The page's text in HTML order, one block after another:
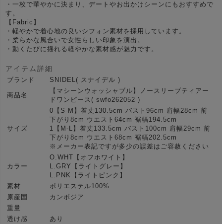
・一枚で華やかに決まり、デートやお出かけシーンにもおすすめで
す。
【Fabric】
・軽やかで着心地の良いシフォン素材を採用しています。
・柔らかな風合いで女性らしい印象を演出。
・動くたびに揺れる軽やかな素材感が魅力です。
アイテム詳細
ブランド SNIDEL( スナイデル )
商品名
【マシーンウォッシャブル】ノースリーブティアー
ドワンピース( swfo262052 )
サイズ
0【S-M】着丈130.5cm バスト96cm 肩幅28cm 前
下がり8cm ウエスト64cm 裾幅194.5cm
1【M-L】着丈133.5cm バスト100cm 肩幅29cm 前
下がり8cm ウエスト68cm 裾幅202.5cm
※メーカー表記ですが多少の誤差はご容赦ください
カラー
O.WHT【オフホワイト】
L.GRY【ライトグレー】
L.PNK【ライトピンク】
素材
ポリエステル100%
原産国
カンボジア
重量
透け感
あり